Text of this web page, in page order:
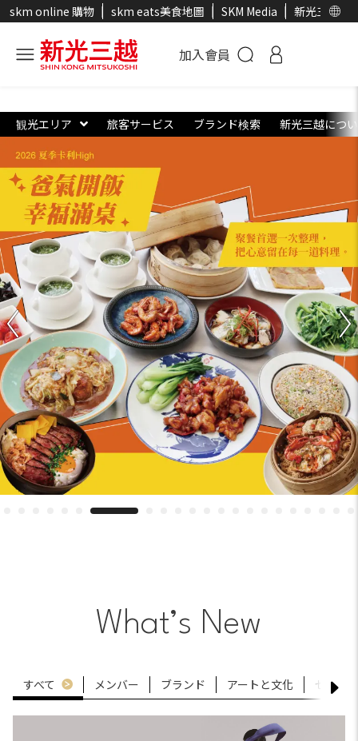
skm online 購物 skm eats美食地圖 SKM Media 新光三越官
加入會員
観光エリア 旅客サービス ブランド検索 新光三越につ
What’s New
すべて メンバー ブランド アートと文化 セレク